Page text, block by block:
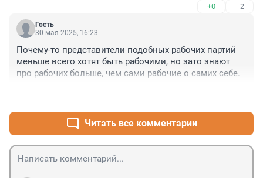
+0 –2
Гость
30 мая 2025, 16:23
Почему-то представители подобных рабочих партий
меньше всего хотят быть рабочими, но зато знают
про рабочих больше, чем сами рабочие о самих себе.
Читать все комментарии